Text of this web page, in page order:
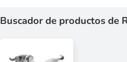
Buscador de productos de